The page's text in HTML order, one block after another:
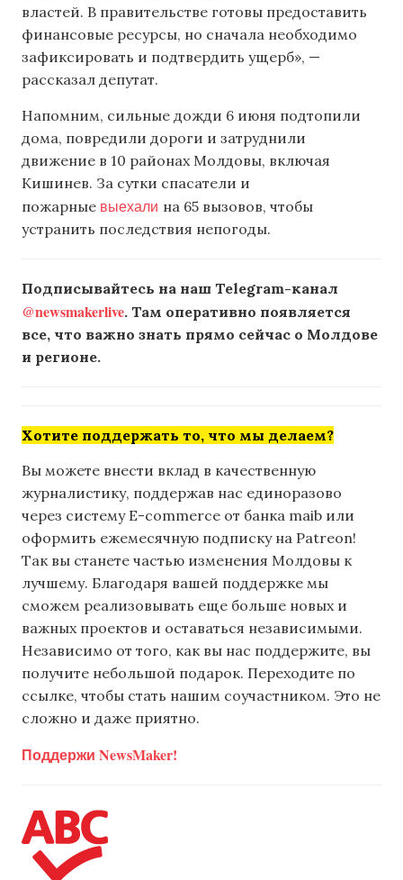
властей. В правительстве готовы предоставить
финансовые ресурсы, но сначала необходимо
зафиксировать и подтвердить ущерб», —
рассказал депутат.
Напомним, сильные дожди 6 июня подтопили
дома, повредили дороги и затруднили
движение в 10 районах Молдовы, включая
Кишинев. За сутки спасатели и
пожарные выехали на 65 вызовов, чтобы
устранить последствия непогоды.
Подписывайтесь на наш Telegram-канал
@newsmakerlive. Там оперативно появляется
все, что важно знать прямо сейчас о Молдове
и регионе.
Хотите поддержать то, что мы делаем?
Вы можете внести вклад в качественную
журналистику, поддержав нас единоразово
через систему E-commerce от банка maib или
оформить ежемесячную подписку на Patreon!
Так вы станете частью изменения Молдовы к
лучшему. Благодаря вашей поддержке мы
сможем реализовывать еще больше новых и
важных проектов и оставаться независимыми.
Независимо от того, как вы нас поддержите, вы
получите небольшой подарок. Переходите по
ссылке, чтобы стать нашим соучастником. Это не
сложно и даже приятно.
Поддержи NewsMaker!